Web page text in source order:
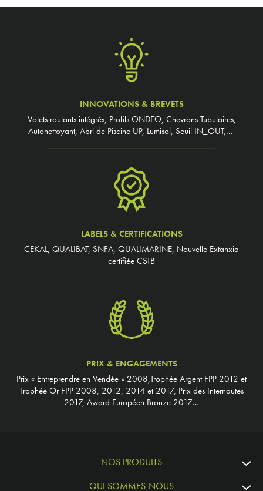
INNOVATIONS & BREVETS
Volets roulants intégrés, Profils ONDEO, Chevrons Tubulaires,
Autonettoyant, Abri de Piscine UP, Lumisol, Seuil IN_OUT,…
LABELS & CERTIFICATIONS
CEKAL, QUALIBAT, SNFA, QUALIMARINE, Nouvelle Extanxia
certifiée CSTB
PRIX & ENGAGEMENTS
Prix « Entreprendre en Vendée » 2008,Trophée Argent FPP 2012 et
Trophée Or FPP 2008, 2012, 2014 et 2017, Prix des Internautes
2017, Award Européen Bronze 2017…
NOS PRODUITS
QUI SOMMES-NOUS